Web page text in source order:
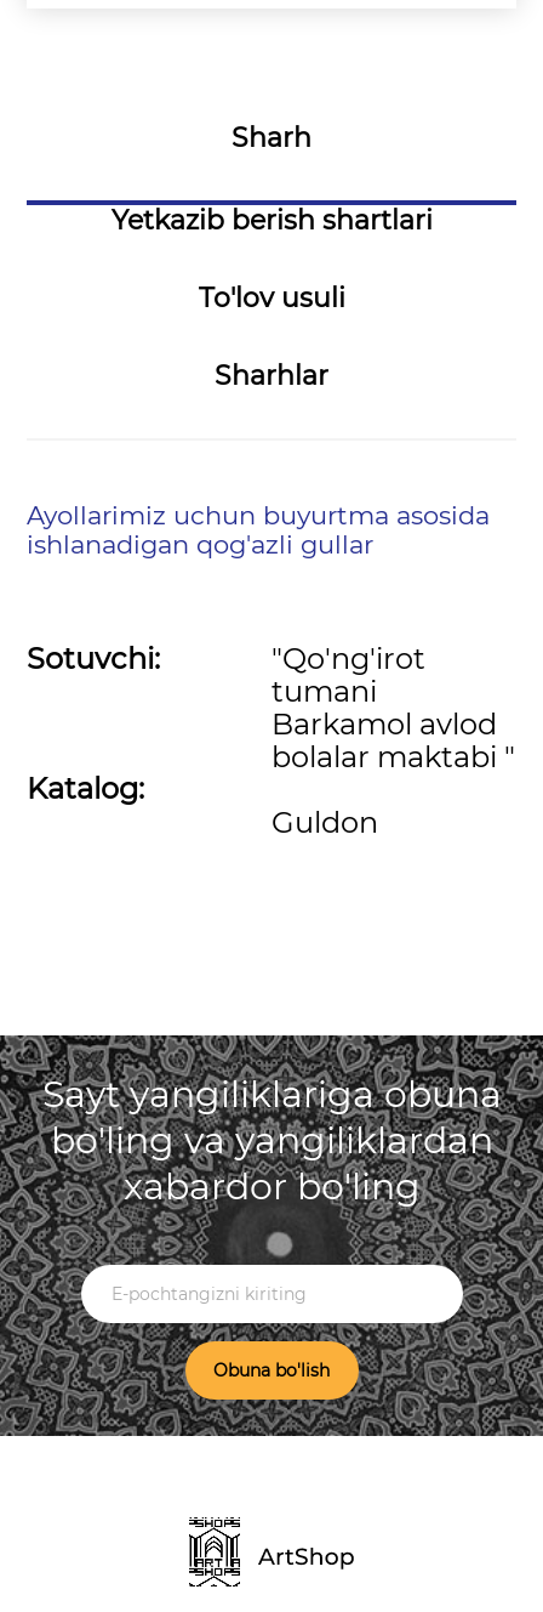
Sharh
Yetkazib berish shartlari
To'lov usuli
Sharhlar
Ayоllarimiz uchun buyurtma asosida
ishlanadigan qog'azli gullar
Sotuvchi:
Katalog:
"Qo'ng'irot
tumani
Barkamol avlod
bolalar maktabi "
Guldon
Sayt yangiliklariga obuna
bo'ling va yangiliklardan
xabardor bo'ling
Obuna bo'lish